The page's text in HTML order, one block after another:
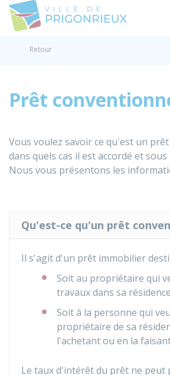
Retour
Prêt
Vous voulez savoir ce qu'est un
dans quels cas il est accordé et
Nous vous présentons les
Qu'est-ce qu'un prêt
Il s'agit d'un prêt immobilier
Soit au propriétaire qui
travaux dans sa
Soit à la personne qui
propriétaire de sa
l'achetant ou en la
Le taux d'intérêt du prêt ne peut